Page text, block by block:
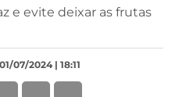
e evite deixar as frutas
07/2024 | 18:11